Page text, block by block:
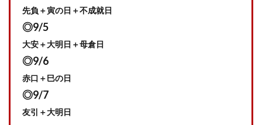
先負＋寅の日＋不成就日
◎9/5
大安＋大明日＋母倉日
◎9/6
赤口＋巳の日
◎9/7
友引＋大明日